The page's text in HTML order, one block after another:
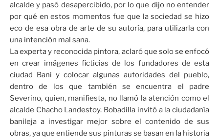
alcalde y pasó desapercibido, por lo que dijo no entender
por qué en estos momentos fue que la sociedad se hizo
eco de esa obra de arte de su autoría, para utilizarla con
una intención mal sana.
La experta y reconocida pintora, aclaró que solo se enfocó
en crear imágenes ficticias de los fundadores de esta
ciudad Bani y colocar algunas autoridades del pueblo,
dentro de los que también se encuentra el padre
Severino, quien, manifiesta, no llamó la atención como el
alcalde Chacho Landestoy. Bobadilla invitó a la ciudadanía
banileja a investigar mejor sobre el contenido de sus
obras, ya que entiende sus pinturas se basan en la historia